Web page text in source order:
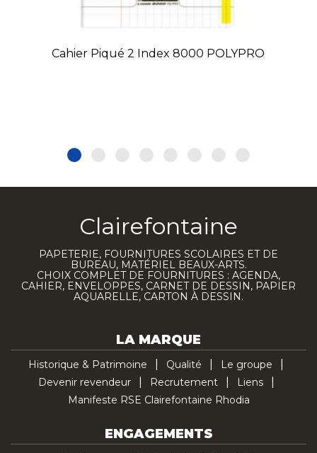
Cahier Piqué 2 Index 8000 POLYPRO
Clairefontaine
PAPETERIE, FOURNITURES SCOLAIRES ET DE
BUREAU, MATÉRIEL BEAUX-ARTS.
CHOIX COMPLET DE FOURNITURES : AGENDA,
CAHIER, ENVELOPPES, CARNET DE DESSIN, PAPIER
AQUARELLE, CARTON À DESSIN.
LA MARQUE
Historique & Patrimoine Qualité
Le groupe
Devenir revendeur
Recrutement
Liens
Manifeste RSE Clairefontaine Rhodia
ENGAGEMENTS